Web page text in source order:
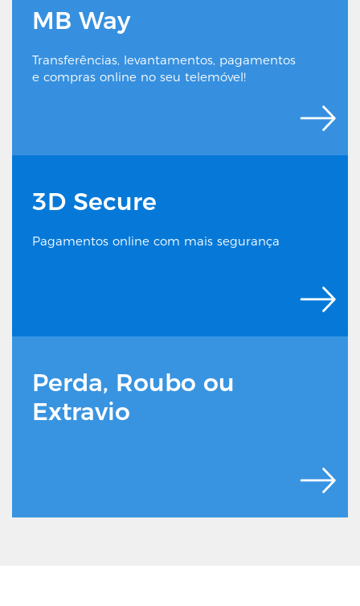
MB Way
Transferências, levantamentos, pagamentos
e compras online no seu telemóvel!
3D Secure
Pagamentos online com mais segurança
Perda, Roubo ou
Extravio